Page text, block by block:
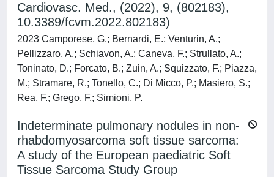
Cardiovasc. Med., (2022), 9, (802183),
10.3389/fcvm.2022.802183)
2023 Camporese, G.; Bernardi, E.; Venturin, A.;
Pellizzaro, A.; Schiavon, A.; Caneva, F.; Strullato, A.;
Toninato, D.; Forcato, B.; Zuin, A.; Squizzato, F.; Piazza,
M.; Stramare, R.; Tonello, C.; Di Micco, P.; Masiero, S.;
Rea, F.; Grego, F.; Simioni, P.
Indeterminate pulmonary nodules in non-
rhabdomyosarcoma soft tissue sarcoma:
A study of the European paediatric Soft
Tissue Sarcoma Study Group